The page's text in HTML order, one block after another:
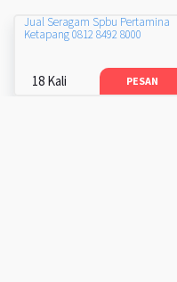
Jual Seragam Spbu Pertamina
Ketapang 0812 8492 8000
18 Kali PESAN